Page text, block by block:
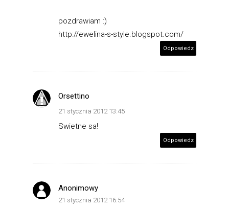
pozdrawiam :)
http://ewelina-s-style.blogspot.com/
Odpowiedz
Orsettino
21 stycznia 2012 13:45
Swietne sa!
Odpowiedz
Anonimowy
21 stycznia 2012 16:54